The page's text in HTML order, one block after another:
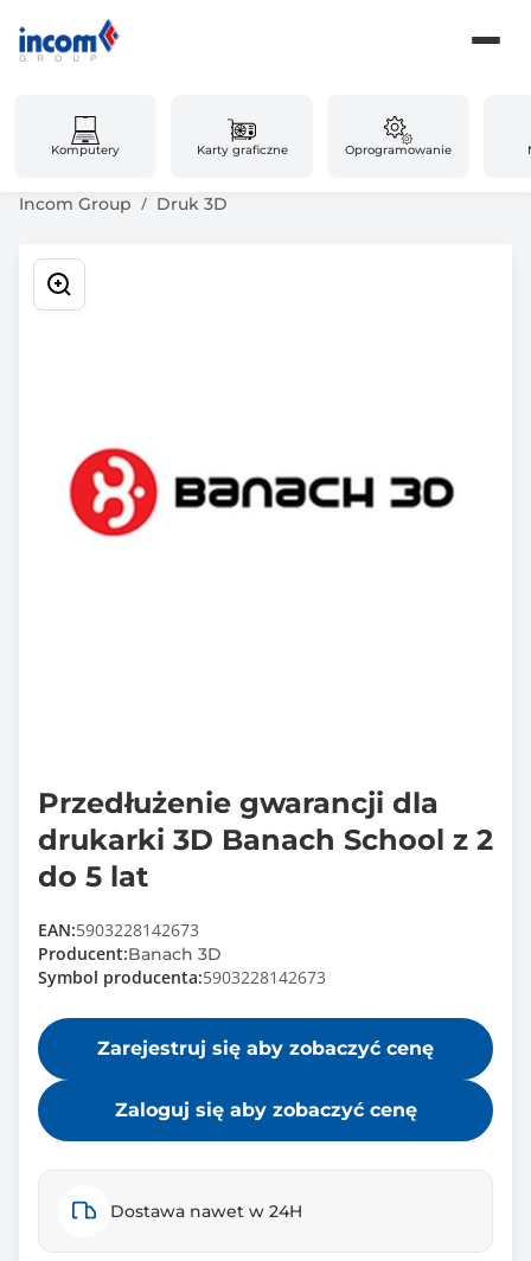
Komputery Karty graficzne Oprogramowanie
Incom Group Druk 3D
Przedłużenie gwarancji dla
drukarki 3D Banach School z 2
do 5 lat
EAN:5903228142673
Producent:Banach 3D
Symbol producenta:5903228142673
Zarejestruj się aby zobaczyć cenę
Zaloguj się aby zobaczyć cenę
Dostawa nawet w 24H